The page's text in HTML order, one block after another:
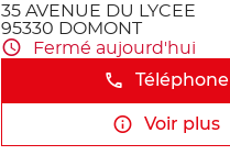
35 AVENUE DU LYCEE
95330 DOMONT
Fermé aujourd'hui
Téléphone
Voir plus